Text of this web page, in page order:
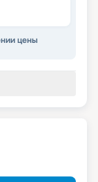
цены